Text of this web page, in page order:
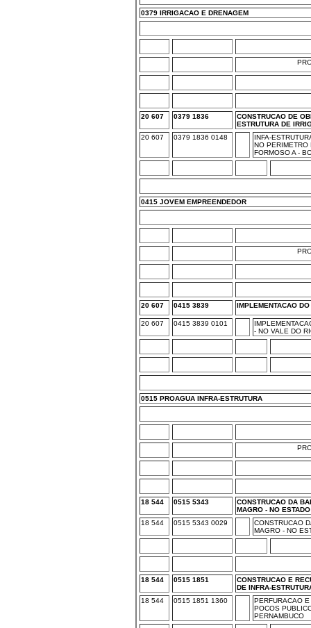
0379 IRRIGACAO E DRENAGEM
20 607 0379 1836
CONSTRUCAO DE
ESTRUTURA DE
20 607
0379 1836 0148
INFA-
NO PERIMETRO
FORMOSO A -
0415 JOVEM EMPREENDEDOR
20 607 0415 3839 IMPLEMENTACAO
20 607 0415 3839 0101
- NO VALE DO
0515 PROAGUA INFRA-ESTRUTURA
18 544 0515 5343
CONSTRUCAO DA
MAGRO - NO
18 544
0515 5343 0029
CONSTRUCAO
MAGRO - NO
18 544 0515 1851
CONSTRUCAO E
DE INFRA-
18 544
0515 1851 1360
PERFURACAO
POCOS
PERNAMBUCO